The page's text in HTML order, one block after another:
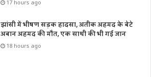
17 hours ago
झांसी में भीषण सड़क हादसा, अतीक अहमद के बेटे
अबान अहमद की मौत, एक साथी की भी गई जान
18 hours ago